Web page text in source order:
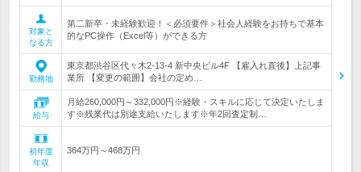
対象と
なる方
第二新卒・未経験歓迎！＜必須要件＞社会人経験をお持ちで基本
的なPC操作（Excel等）ができる方
勤務地
東京都渋谷区代々木2-13-4 新中央ビル4F 【雇入れ直後】上記事
業所 【変更の範囲】会社の定め…
給与
月給260,000円～332,000円※経験・スキルに応じて決定いたしま
す※残業代は別途支給いたします※年2回査定制…
初年度
年収
364万円～468万円